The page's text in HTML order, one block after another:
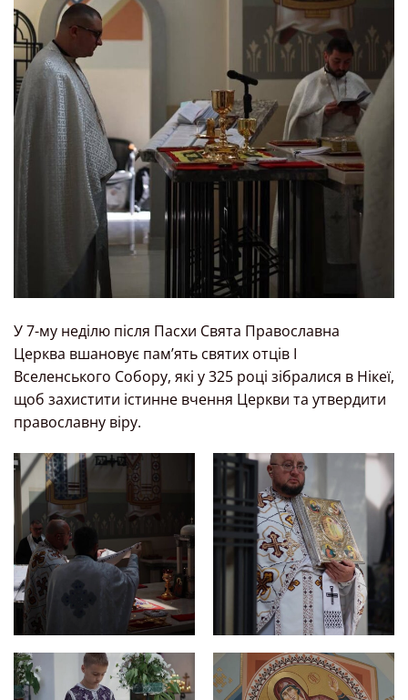
У 7-му неділю після Пасхи Свята Православна
Церква вшановує памʼять святих отців І
Вселенського Собору, які у 325 році зібралися в Нікеї,
щоб захистити істинне вчення Церкви та утвердити
православну віру.